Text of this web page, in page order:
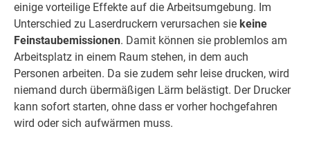
einige vorteilige Effekte auf die Arbeitsumgebung. Im
Unterschied zu Laserdruckern verursachen sie keine
Feinstaubemissionen. Damit können sie problemlos am
Arbeitsplatz in einem Raum stehen, in dem auch
Personen arbeiten. Da sie zudem sehr leise drucken, wird
niemand durch übermäßigen Lärm belästigt. Der Drucker
kann sofort starten, ohne dass er vorher hochgefahren
wird oder sich aufwärmen muss.